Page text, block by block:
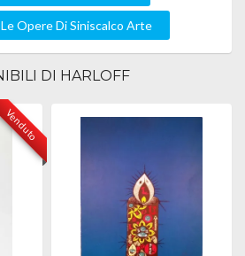
Opere Di Siniscalco Arte
DI HARLOFF
Venduto